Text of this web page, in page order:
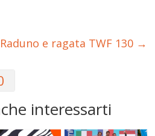
Raduno e ragata TWF 130 →
interessarti